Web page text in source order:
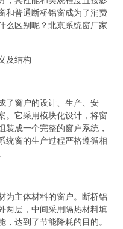
和普通断桥铝窗成为了消费
么区别呢？北京系统窗厂家
及结构
了窗户的设计、生产、安
。它采用模块化设计，将窗
成一个完整的窗户系统，
统窗的生产过程严格遵循相
为主体材料的窗户。断桥铝
两层，中间采用隔热材料填
达到了节能降耗的目的。